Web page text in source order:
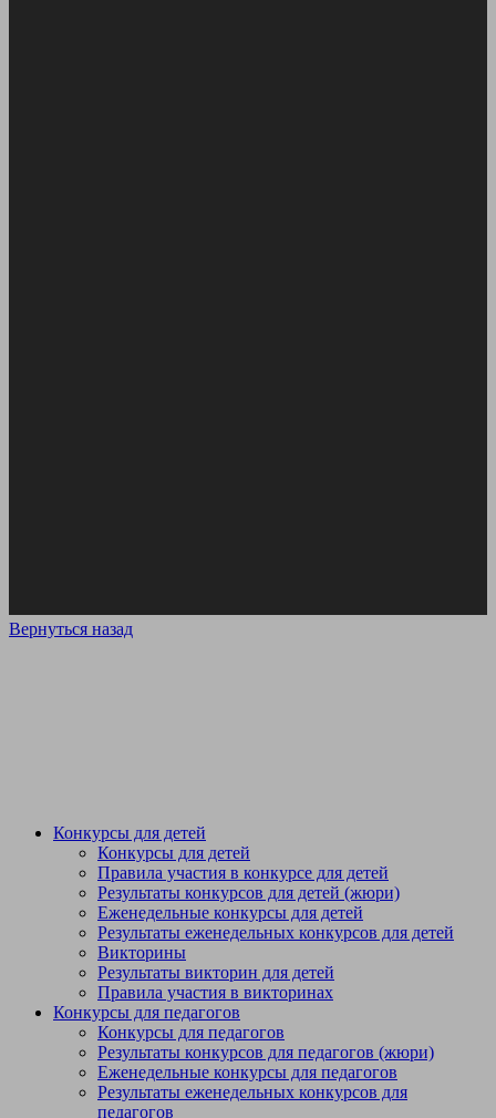
Вернуться назад
БЮДЖЕТНОЕ ПРОФЕССИОНАЛЬНОЕ
ОБРАЗОВАТЕЛЬНОЕ УЧРЕЖДЕНИЕ ХАНТЫ-
МАНСИЙСКОГО АВТОНОМНОГО ОКРУГА — ЮГРЫ
«КОЛЛЕДЖ-ИНТЕРНАТ ЦЕНТР ИСКУССТВ ДЛЯ
ОДАРЁННЫХ ДЕТЕЙ СЕВЕРА»
Конкурсы для детей
Конкурсы для детей
Правила участия в конкурсе для детей
Результаты конкурсов для детей (жюри)
Еженедельные конкурсы для детей
Результаты еженедельных конкурсов для детей
Викторины
Результаты викторин для детей
Правила участия в викторинах
Конкурсы для педагогов
Конкурсы для педагогов
Результаты конкурсов для педагогов (жюри)
Еженедельные конкурсы для педагогов
Результаты еженедельных конкурсов для
педагогов